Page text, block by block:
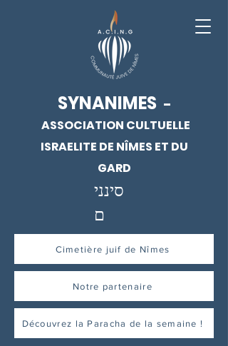
SYNANIMES -
ASSOCIATION CULTUELLE
ISRAELITE DE NÎMES ET DU
GARD
סינני
ם
Cimetière juif de Nîmes
Notre partenaire
Découvrez la Paracha de la semaine !